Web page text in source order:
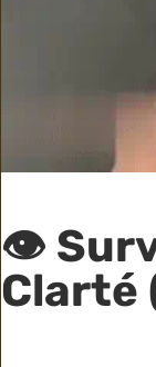
👁️
Clarté